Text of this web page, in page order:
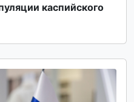
каспийского